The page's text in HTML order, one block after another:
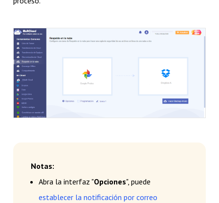
Notas:
Abra la interfaz "Opciones", puede
establecer la notificación por correo